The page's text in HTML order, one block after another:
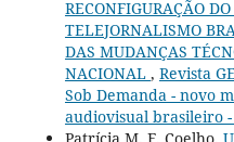
RECONFIGURAÇÃO
TELEJORNALISMO
DAS MUDANÇAS
NACIONAL , Revista
Sob Demanda - novo
audiovisual brasileiro -